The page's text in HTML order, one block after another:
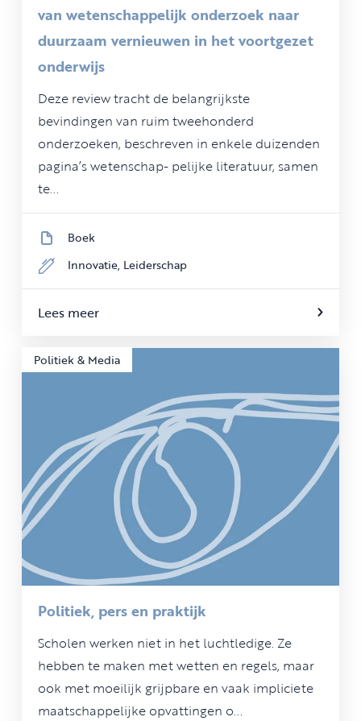
van wetenschappelijk onderzoek naar
duurzaam vernieuwen in het voortgezet
onderwijs
Deze review tracht de belangrijkste
bevindingen van ruim tweehonderd
onderzoeken, beschreven in enkele duizenden
pagina’s wetenschap- pelijke literatuur, samen
te...
Boek
Innovatie, Leiderschap
Lees meer
Politiek & Media
Politiek, pers en praktijk
Scholen werken niet in het luchtledige. Ze
hebben te maken met wetten en regels, maar
ook met moeilijk grijpbare en vaak impliciete
maatschappelijke opvattingen o...